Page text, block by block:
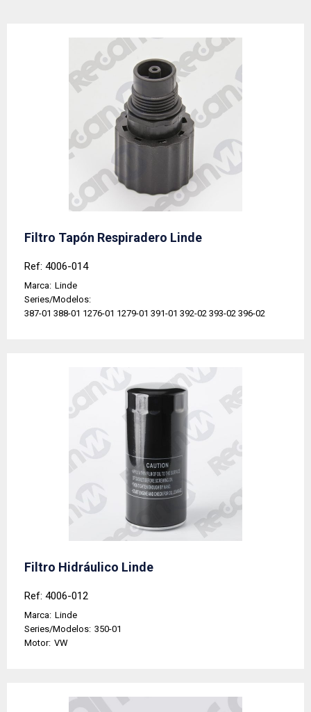
Filtro Tapón Respiradero Linde
Ref: 4006-014
Marca: Linde
Series/Modelos:
387-01 388-01 1276-01 1279-01 391-01 392-02 393-02 396-02
Filtro Hidráulico Linde
Ref: 4006-012
Marca: Linde
Series/Modelos: 350-01
Motor: VW